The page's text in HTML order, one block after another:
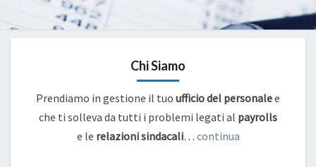
Chi Siamo
Prendiamo in gestione il tuo ufficio del personalee
che ti solleva da tutti i problemi legati al payrolls
e le relazioni sindacali… continua